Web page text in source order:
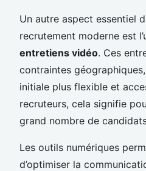
Un autre aspect essentiel
recrutement moderne est
entretiens vidéo. Ces
contraintes
initiale plus flexible et
recruteurs, cela signifie
grand nombre de
Les outils numériques
d’optimiser la